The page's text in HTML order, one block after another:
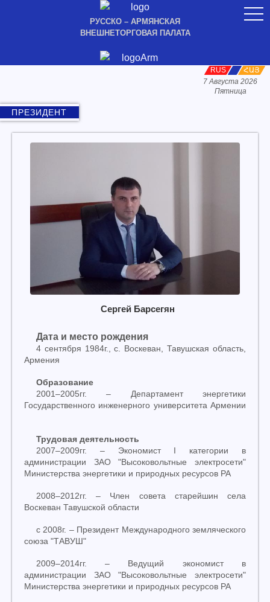
РУССКО – АРМЯНСКАЯ
ВНЕШНЕТОРГОВАЯ ПАЛАТА
ՀԱՅ
ORG
RUS
7 Августа 2026
Пятница
ПРЕЗИДЕНТ
Сергей Барсегян
Дата и место рождения
4 сентября 1984г., с. Воскеван, Тавушская область,
Армения
Образование
2001–2005гг.– Департамент энергетики
Государственного инженерного университета Армении
Трудовая деятельность
2007–2009гг. – Экономист I категории в
администрации ЗАО "Высоковольтные электросети"
Министерства энергетики и природных ресурсов РА
2008–2012гг.– Член совета старейшин села
Воскеван Тавушской области
с 2008г. – Президент Международного земляческого
союза "ТАВУШ"
2009–2014гг.– Ведущий экономист в
администрации ЗАО "Высоковольтные электросети"
Министерства энергетики и природных ресурсов РА